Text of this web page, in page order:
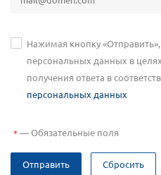
Нажимая кнопку
персональных данных в
получения ответа в
персональных данных
*—Обязательные поля
Отправить Сбросить